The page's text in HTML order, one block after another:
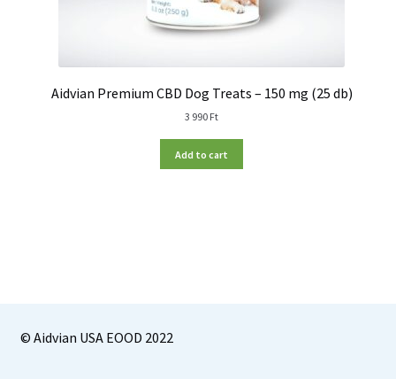
Aidvian Premium CBD Dog Treats – 150 mg (25 db)
3 990 Ft
Add to cart
© Aidvian USA EOOD 2022